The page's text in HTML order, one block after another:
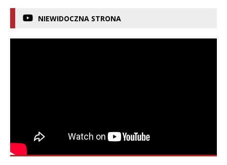
NIEWIDOCZNA STRONA